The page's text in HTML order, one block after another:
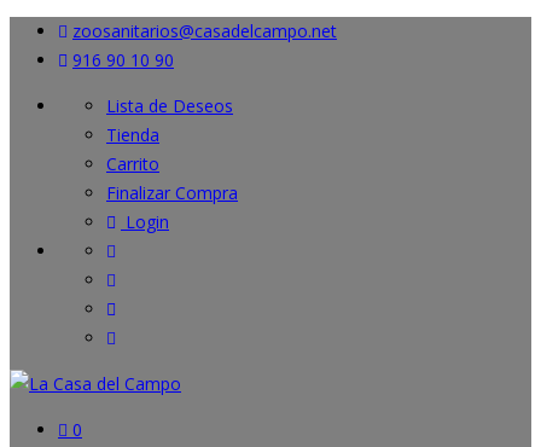
zoosanitarios@casadelcampo.net
916 90 10 90
Lista de Deseos
Tienda
Carrito
Finalizar Compra
Login
0